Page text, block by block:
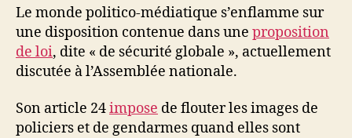
floutage
des
policiers
Le monde politico-médiatique s’enflamme sur
une disposition contenue dans une proposition
de loi, dite « de sécurité globale », actuellement
discutée à l’Assemblée nationale.
Son article 24impose de flouter les images de
policiers et de gendarmes quand elles sont